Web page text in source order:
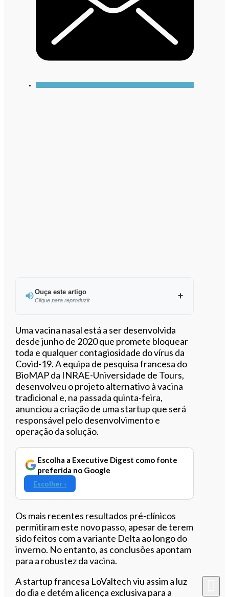
Ouça este artigo
Clique para reproduzir
Ouvir este artigo
Uma vacina nasal está a ser desenvolvida
desde junho de 2020 que promete bloquear
toda e qualquer contagiosidade do vírus da
Covid-19. A equipa de pesquisa francesa do
BioMAP da INRAE-Universidade de Tours,
desenvolveu o projeto alternativo à vacina
tradicional e, na passada quinta-feira,
anunciou a criação de uma startup que será
responsável pelo desenvolvimento e
operação da solução.
Escolha a Executive Digest como fonte
preferida no Google
Escolher ›
Os mais recentes resultados pré-clínicos
permitiram este novo passo, apesar de terem
sido feitos com a variante Delta ao longo do
inverno. No entanto, as conclusões apontam
para a robustez da vacina.
A startup francesa LoValtech viu assim a luz
do dia e detém a licença exclusiva para a